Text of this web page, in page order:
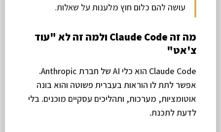
עושה להם כלום חוץ מלענות על שאלות.
מה זה Claude Code ולמה זה לא "עוד
צ'אט"
Claude Code הוא כלי AI של חברת Anthropic.
אפשר לתת לו הוראות בעברית פשוטה והוא בונה
אוטומציות, מערכות, ותהליכים עסקיים מוכנים. בלי
לדעת לתכנת.